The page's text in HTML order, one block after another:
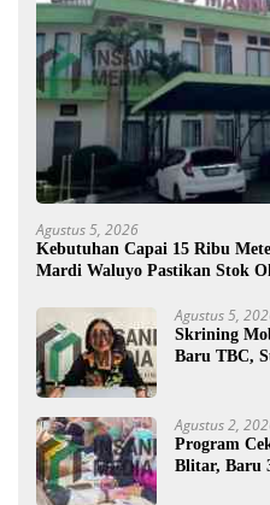
Agustus 5, 2026
Kebutuhan Capai 15 Ribu
Mardi Waluyo Pastikan Stok
Agustus 5,
Skrining
Baru TBC,
Agustus 2,
Program
Blitar, Baru